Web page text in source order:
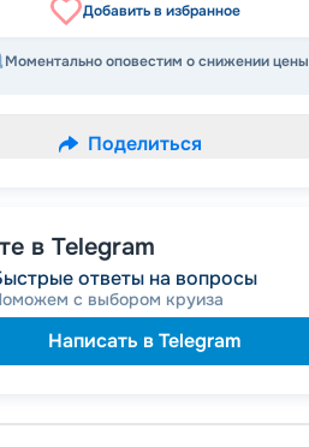
Добавить в избранное
Моментально оповестим о снижении цены
Поделиться
в Telegram
ответы на вопросы
с выбором круиза
Написать в Telegram